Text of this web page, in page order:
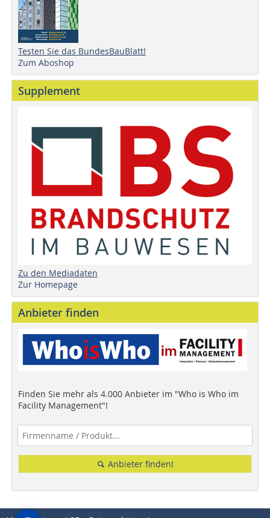
Testen Sie das BundesBauBlatt!
Zum Aboshop
Supplement
Zu den Mediadaten
Zur Homepage
Anbieter finden
Finden Sie mehr als 4.000 Anbieter im "Who is Who im
Facility Management"!
Anbieter finden!